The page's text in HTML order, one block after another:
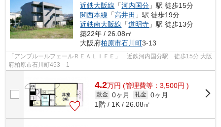
近鉄大阪線 「河内国分 」駅 徒歩15分
関西本線 「高井田 」駅 徒歩19分
近鉄南大阪線 「道明寺 」駅 徒歩13分
築22年 / 26.08㎡
大阪府柏原市石川町3-13
「アンプルールフェールＲＥＡＬＩＦＥ」 近鉄河内国分駅 徒歩15分 大阪
府柏原市石川町453－1
4.2万円 (管理費等：3,500円 )
敷金 0ヶ月 礼金 0ヶ月
1階 / 1K / 26.08㎡